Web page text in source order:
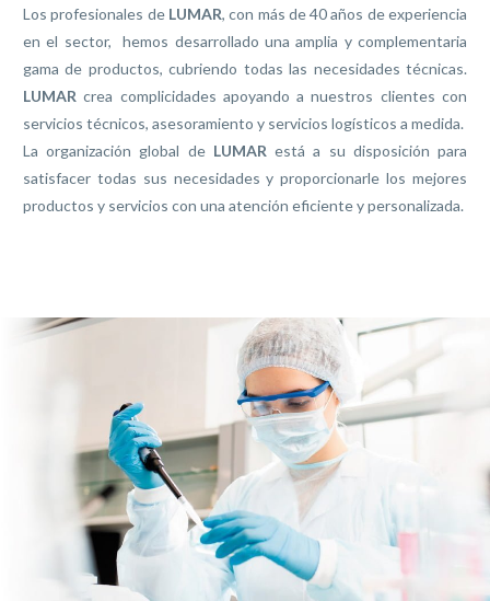
Los profesionales de LUMAR, con más de 40 años de experiencia
en el sector, hemos desarrollado una amplia y complementaria
gama de productos, cubriendo todas las necesidades técnicas.
LUMAR crea complicidades apoyando a nuestros clientes con
servicios técnicos, asesoramiento y servicios logísticos a medida.
La organización global de LUMAR está a su disposición para
satisfacer todas sus necesidades y proporcionarle los mejores
productos y servicios con una atención eficiente y personalizada.